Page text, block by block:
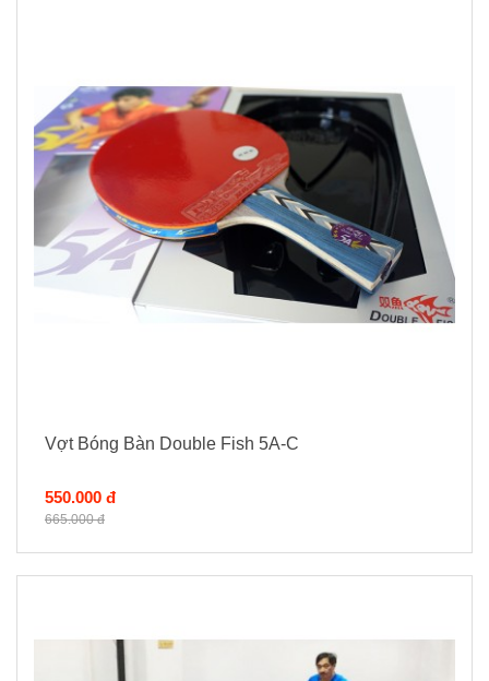
Vợt Bóng Bàn Double Fish 5A-C
550.000 đ
665.000 đ